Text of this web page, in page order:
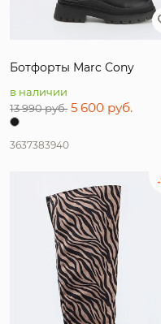
Ботфорты Marc Cony
в наличии
13 990 руб. 5 600 руб.
3637383940